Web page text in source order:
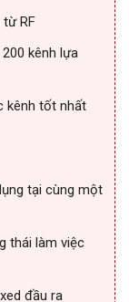
từ RF
200 kênh lựa
kênh tốt nhất
tại cùng một
thái làm việc
đầu ra